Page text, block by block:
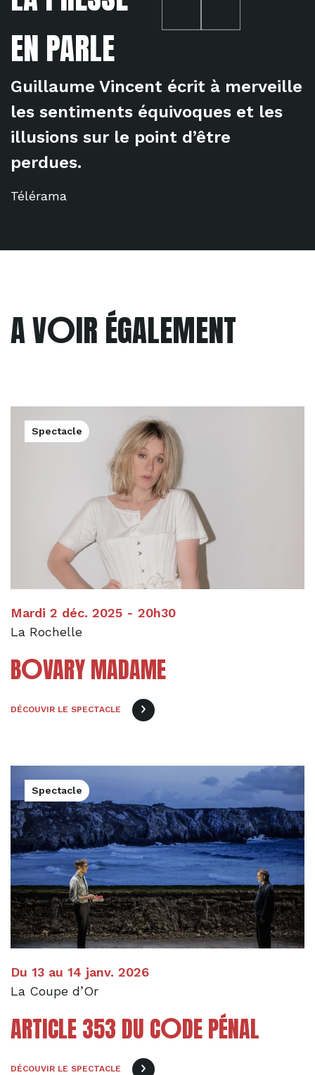
EN PARLE
Guillaume Vincent écrit à merveille
les sentiments équivoques et les
illusions sur le point d’être
perdues.
Télérama
A VOIR ÉGALEMENT
Spectacle
Mardi 2 déc. 2025 - 20h30
La Rochelle
BOVARY MADAME
DÉCOUVIR LE SPECTACLE
Spectacle
Du 13 au 14 janv. 2026
La Coupe d’Or
ARTICLE 353 DU CODE PÉNAL
DÉCOUVIR LE SPECTACLE